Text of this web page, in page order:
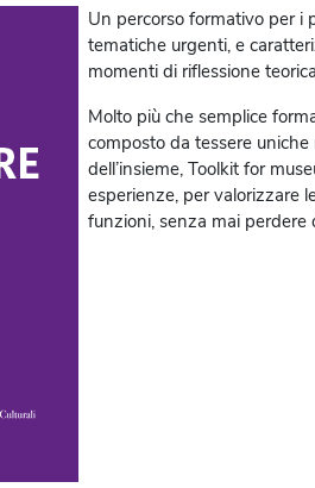
Un percorso formativo per i
tematiche urgenti, e
momenti di riflessione
Molto più che semplice
composto da tessere
dell’insieme, Toolkit for
esperienze, per valorizzare
funzioni, senza mai perdere